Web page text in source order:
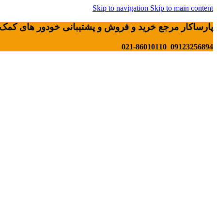
Skip to navigation Skip to main content
پارساکار مرجع خرید و فروش و پشتیبانی خودور های کمک
09123256894 021-86010110